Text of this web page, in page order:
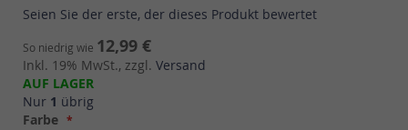
beginning
of
the
images
gallery
Seien Sie der erste, der dieses Produkt bewertet
So niedrig wie 12,99 €
Inkl. 19% MwSt., zzgl. Versand
AUF LAGER
Nur 1 übrig
Farbe